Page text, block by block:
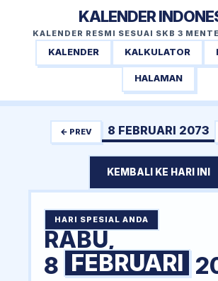
KALENDER
KALENDER RESMI SESUAI SKB 3
KALENDER KALKULATOR
HALAMAN
← PREV 8 FEBRUARI 2073
KEMBALI KE HARI INI
HARI SPESIAL ANDA
RABU,
8 FEBRUARI